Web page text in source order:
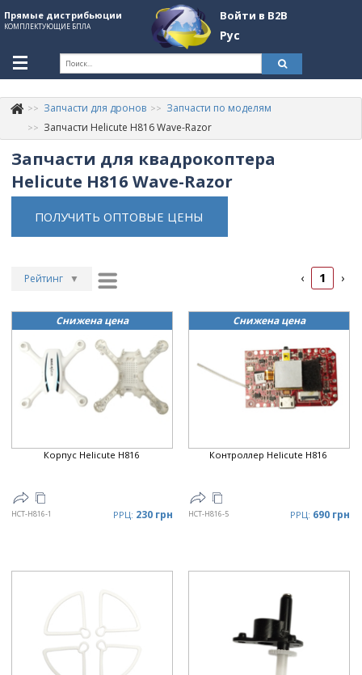
Прямые дистрибьюции
КОМПЛЕКТУЮЩИЕ БПЛА
Войти в B2B
Рус
+380507774092
Информация о компании
About Company
Обзоры
Бренды
Войти в B2B
Стать партнером
Запчасти для дронов
Запчасти по моделям
Запчасти Helicute H816 Wave-Razor
Запчасти для квадрокоптера
Helicute H816 Wave-Razor
ПОЛУЧИТЬ ОПТОВЫЕ ЦЕНЫ
Рейтинг ▼
Дата ▲
Дата
▼
Цена
▲
Цена
‹ 1 ›
Снижена цена
Корпус Helicute H816
HCT-H816-1 РРЦ: 230 грн
Снижена цена
Контроллер Helicute H816
HCT-H816-5 РРЦ: 690 грн